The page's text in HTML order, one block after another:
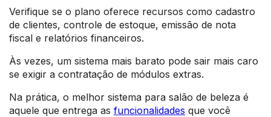
Verifique se o plano oferece recursos como cadastro
de clientes, controle de estoque, emissão de nota
fiscal e relatórios financeiros.
Às vezes, um sistema mais barato pode sair mais caro
se exigir a contratação de módulos extras.
Na prática, o melhor sistema para salão de beleza é
aquele que entrega as funcionalidades que você